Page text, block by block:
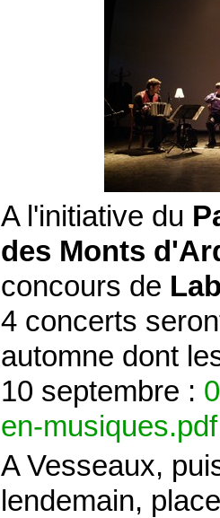
A l'initiative du
des Monts
concours de
4 concerts
automne dont
10 septembre :
en-musiques.pdf
A Vesseaux,
lendemain,